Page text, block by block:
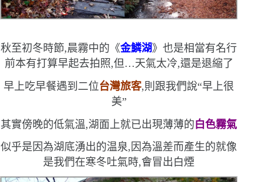
秋至初冬時節,晨霧中的《金鱗湖》也是相當有名行
前本有打算早起去拍照,但 …天氣太冷,還是退縮了
早上吃早餐遇到二位台灣旅客,則跟我們說“早上很
美”
其實傍晚的低氣溫,湖面上就已出現薄薄的白色霧氣
似乎是因為湖底湧出的温泉,因為溫差而產生的就像
是我們在寒冬吐氣時,會冒出白煙